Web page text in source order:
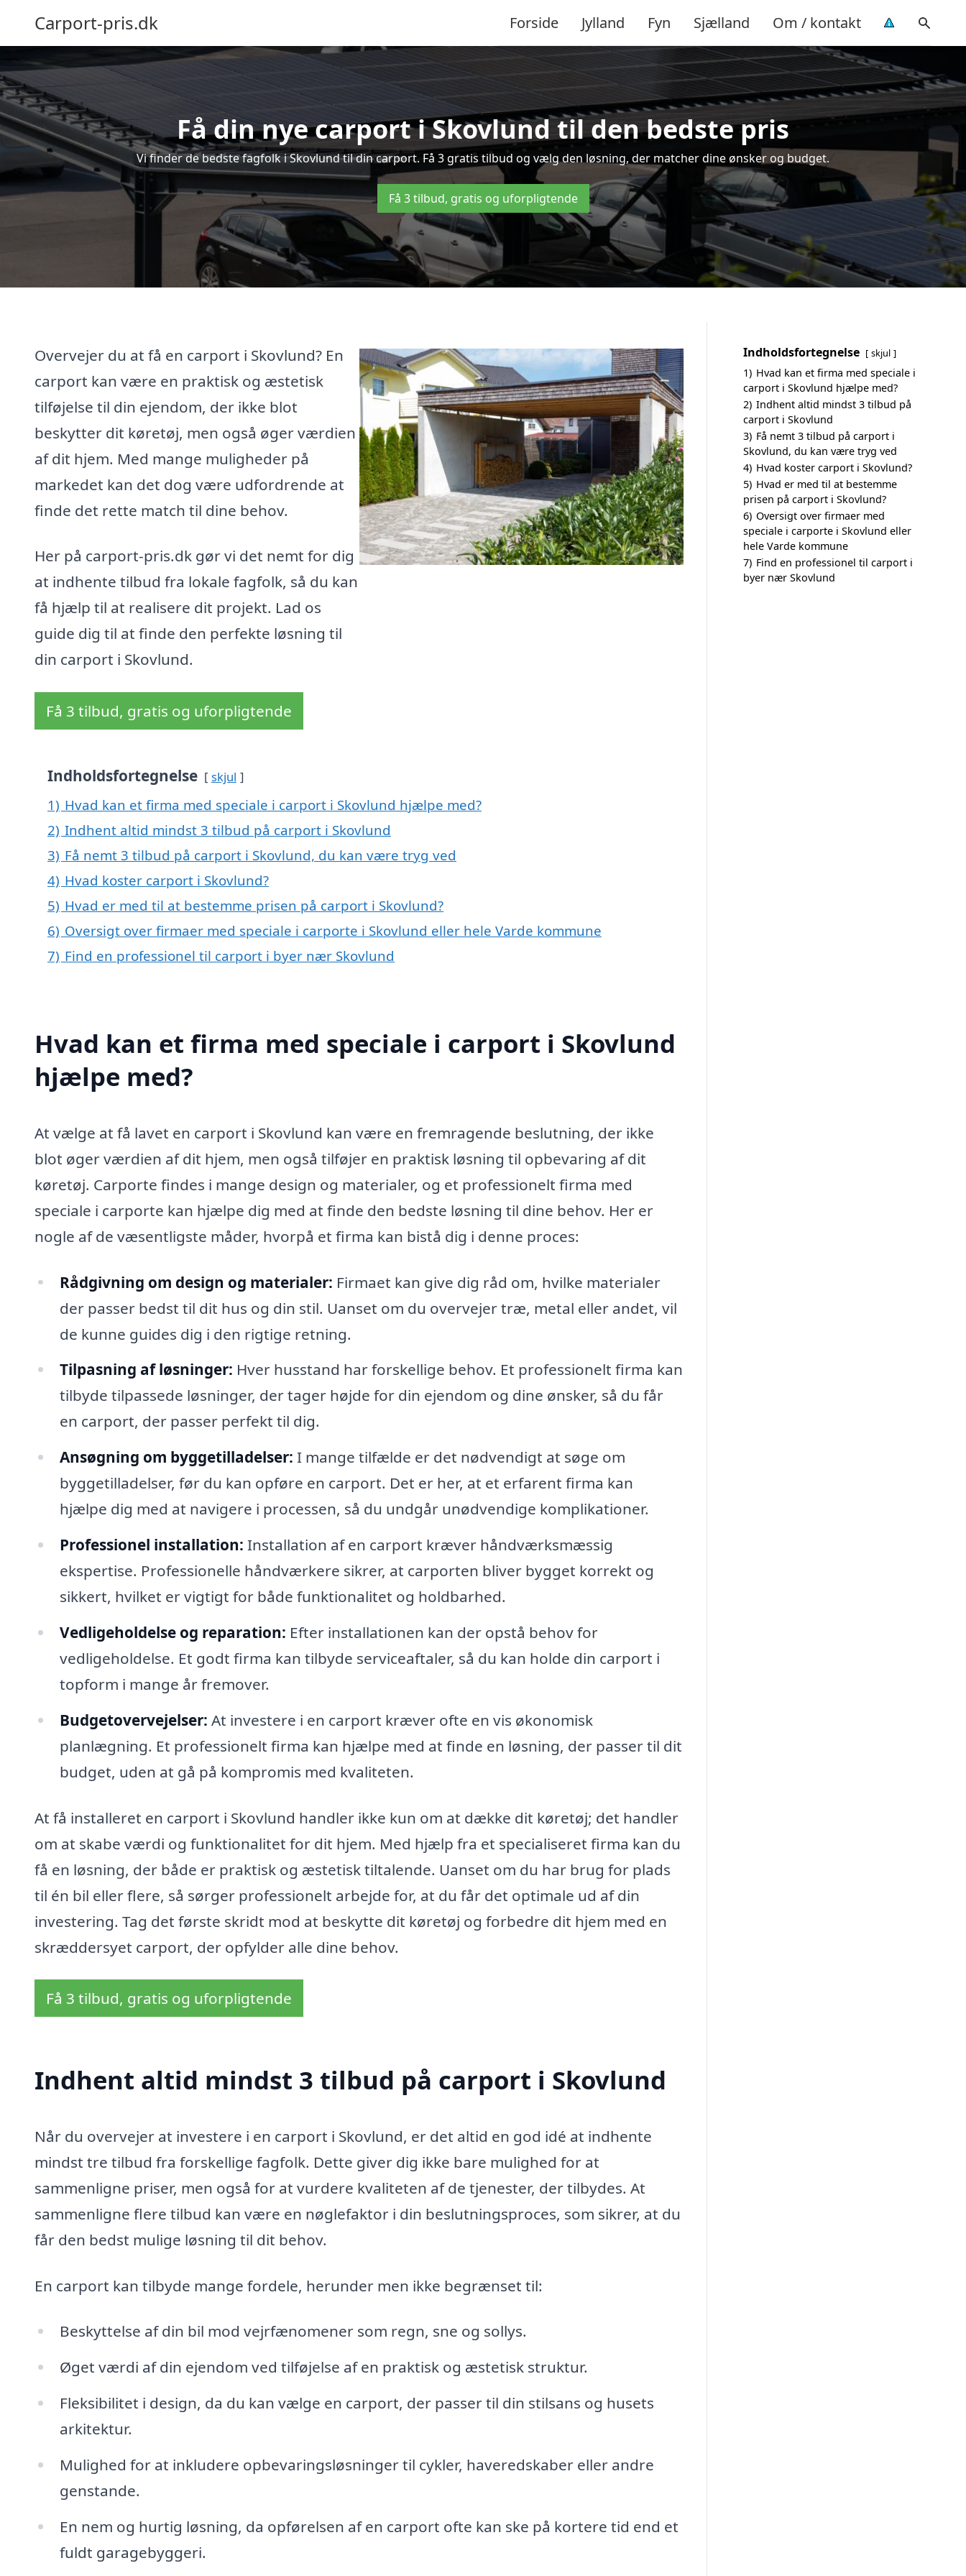
Carport-pris.dk Forside Jylland Fyn Sjælland Om / kontakt
Få din nye carport i Skovlund til den bedste pris
Vi finder de bedste fagfolk i Skovlund til din carport. Få 3 gratis tilbud og vælg den løsning, der matcher dine ønsker og budget.
Få 3 tilbud, gratis og uforpligtende
Overvejer du at få en carport i Skovlund? En
carport kan være en praktisk og æstetisk
tilføjelse til din ejendom, der ikke blot
beskytter dit køretøj, men også øger værdien
af dit hjem. Med mange muligheder på
markedet kan det dog være udfordrende at
finde det rette match til dine behov.
Her på carport-pris.dk gør vi det nemt for dig
at indhente tilbud fra lokale fagfolk, så du kan
få hjælp til at realisere dit projekt. Lad os
guide dig til at finde den perfekte løsning til
din carport i Skovlund.
Få 3 tilbud, gratis og uforpligtende
Indholdsfortegnelse skjul
1) Hvad kan et firma med speciale i carport i Skovlund hjælpe med?
2) Indhent altid mindst 3 tilbud på carport i Skovlund
3) Få nemt 3 tilbud på carport i Skovlund, du kan være tryg ved
4) Hvad koster carport i Skovlund?
5) Hvad er med til at bestemme prisen på carport i Skovlund?
6) Oversigt over firmaer med speciale i carporte i Skovlund eller hele Varde kommune
7) Find en professionel til carport i byer nær Skovlund
Hvad kan et firma med speciale i carport i Skovlund
hjælpe med?
At vælge at få lavet en carport i Skovlund kan være en fremragende beslutning, der ikke
blot øger værdien af dit hjem, men også tilføjer en praktisk løsning til opbevaring af dit
køretøj. Carporte findes i mange design og materialer, og et professionelt firma med
speciale i carporte kan hjælpe dig med at finde den bedste løsning til dine behov. Her er
nogle af de væsentligste måder, hvorpå et firma kan bistå dig i denne proces:
Rådgivning om design og materialer: Firmaet kan give dig råd om, hvilke materialer
der passer bedst til dit hus og din stil. Uanset om du overvejer træ, metal eller andet, vil
de kunne guides dig i den rigtige retning.
Tilpasning af løsninger: Hver husstand har forskellige behov. Et professionelt firma kan
tilbyde tilpassede løsninger, der tager højde for din ejendom og dine ønsker, så du får
en carport, der passer perfekt til dig.
Ansøgning om byggetilladelser: I mange tilfælde er det nødvendigt at søge om
byggetilladelser, før du kan opføre en carport. Det er her, at et erfarent firma kan
hjælpe dig med at navigere i processen, så du undgår unødvendige komplikationer.
Professionel installation: Installation af en carport kræver håndværksmæssig
ekspertise. Professionelle håndværkere sikrer, at carporten bliver bygget korrekt og
sikkert, hvilket er vigtigt for både funktionalitet og holdbarhed.
Vedligeholdelse og reparation: Efter installationen kan der opstå behov for
vedligeholdelse. Et godt firma kan tilbyde serviceaftaler, så du kan holde din carport i
topform i mange år fremover.
Budgetovervejelser: At investere i en carport kræver ofte en vis økonomisk
planlægning. Et professionelt firma kan hjælpe med at finde en løsning, der passer til dit
budget, uden at gå på kompromis med kvaliteten.
At få installeret en carport i Skovlund handler ikke kun om at dække dit køretøj; det handler
om at skabe værdi og funktionalitet for dit hjem. Med hjælp fra et specialiseret firma kan du
få en løsning, der både er praktisk og æstetisk tiltalende. Uanset om du har brug for plads
til én bil eller flere, så sørger professionelt arbejde for, at du får det optimale ud af din
investering. Tag det første skridt mod at beskytte dit køretøj og forbedre dit hjem med en
skræddersyet carport, der opfylder alle dine behov.
Få 3 tilbud, gratis og uforpligtende
Indhent altid mindst 3 tilbud på carport i Skovlund
Når du overvejer at investere i en carport i Skovlund, er det altid en god idé at indhente
mindst tre tilbud fra forskellige fagfolk. Dette giver dig ikke bare mulighed for at
sammenligne priser, men også for at vurdere kvaliteten af de tjenester, der tilbydes. At
sammenligne flere tilbud kan være en nøglefaktor i din beslutningsproces, som sikrer, at du
får den bedst mulige løsning til dit behov.
En carport kan tilbyde mange fordele, herunder men ikke begrænset til:
Beskyttelse af din bil mod vejrfænomener som regn, sne og sollys.
Øget værdi af din ejendom ved tilføjelse af en praktisk og æstetisk struktur.
Fleksibilitet i design, da du kan vælge en carport, der passer til din stilsans og husets
arkitektur.
Mulighed for at inkludere opbevaringsløsninger til cykler, haveredskaber eller andre
genstande.
En nem og hurtig løsning, da opførelsen af en carport ofte kan ske på kortere tid end et
fuldt garagebyggeri.
Indholdsfortegnelse skjul
1) Hvad kan et firma med speciale i
carport i Skovlund hjælpe med?
2) Indhent altid mindst 3 tilbud på
carport i Skovlund
3) Få nemt 3 tilbud på carport i
Skovlund, du kan være tryg ved
4) Hvad koster carport i Skovlund?
5) Hvad er med til at bestemme
prisen på carport i Skovlund?
6) Oversigt over firmaer med
speciale i carporte i Skovlund eller
hele Varde kommune
7) Find en professionel til carport i
byer nær Skovlund